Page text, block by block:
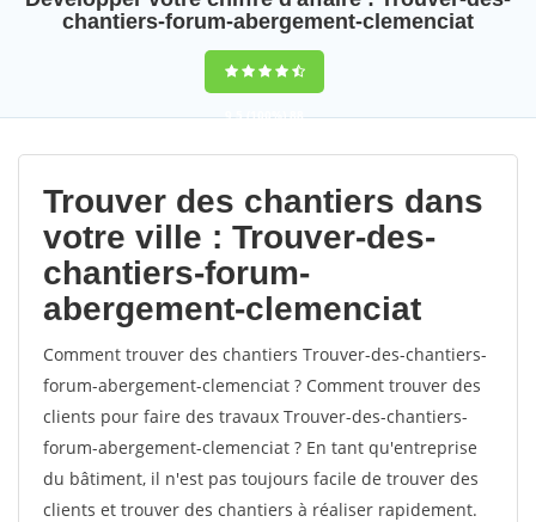
chantiers-forum-abergement-clemenciat
9,5(100%)88
votes
Trouver des chantiers dans
votre ville : Trouver-des-
chantiers-forum-
abergement-clemenciat
Comment trouver des chantiers Trouver-des-chantiers-
forum-abergement-clemenciat ? Comment trouver des
clients pour faire des travaux Trouver-des-chantiers-
forum-abergement-clemenciat ? En tant qu'entreprise
du bâtiment, il n'est pas toujours facile de trouver des
clients et trouver des chantiers à réaliser rapidement.